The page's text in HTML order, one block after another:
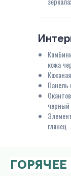
кожа
Панель
черный
глянец